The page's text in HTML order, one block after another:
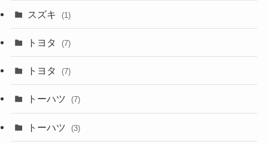
スズキ (1)
トヨタ (7)
トヨタ (7)
トーハツ (7)
トーハツ (3)